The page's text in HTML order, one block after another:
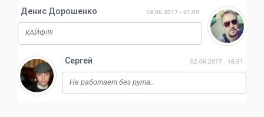
Денис Дорошенко 14.06.2017 - 21:09
КАЙФ!!!!
Сергей 02.06.2017 - 16:31
Не работает без рута..